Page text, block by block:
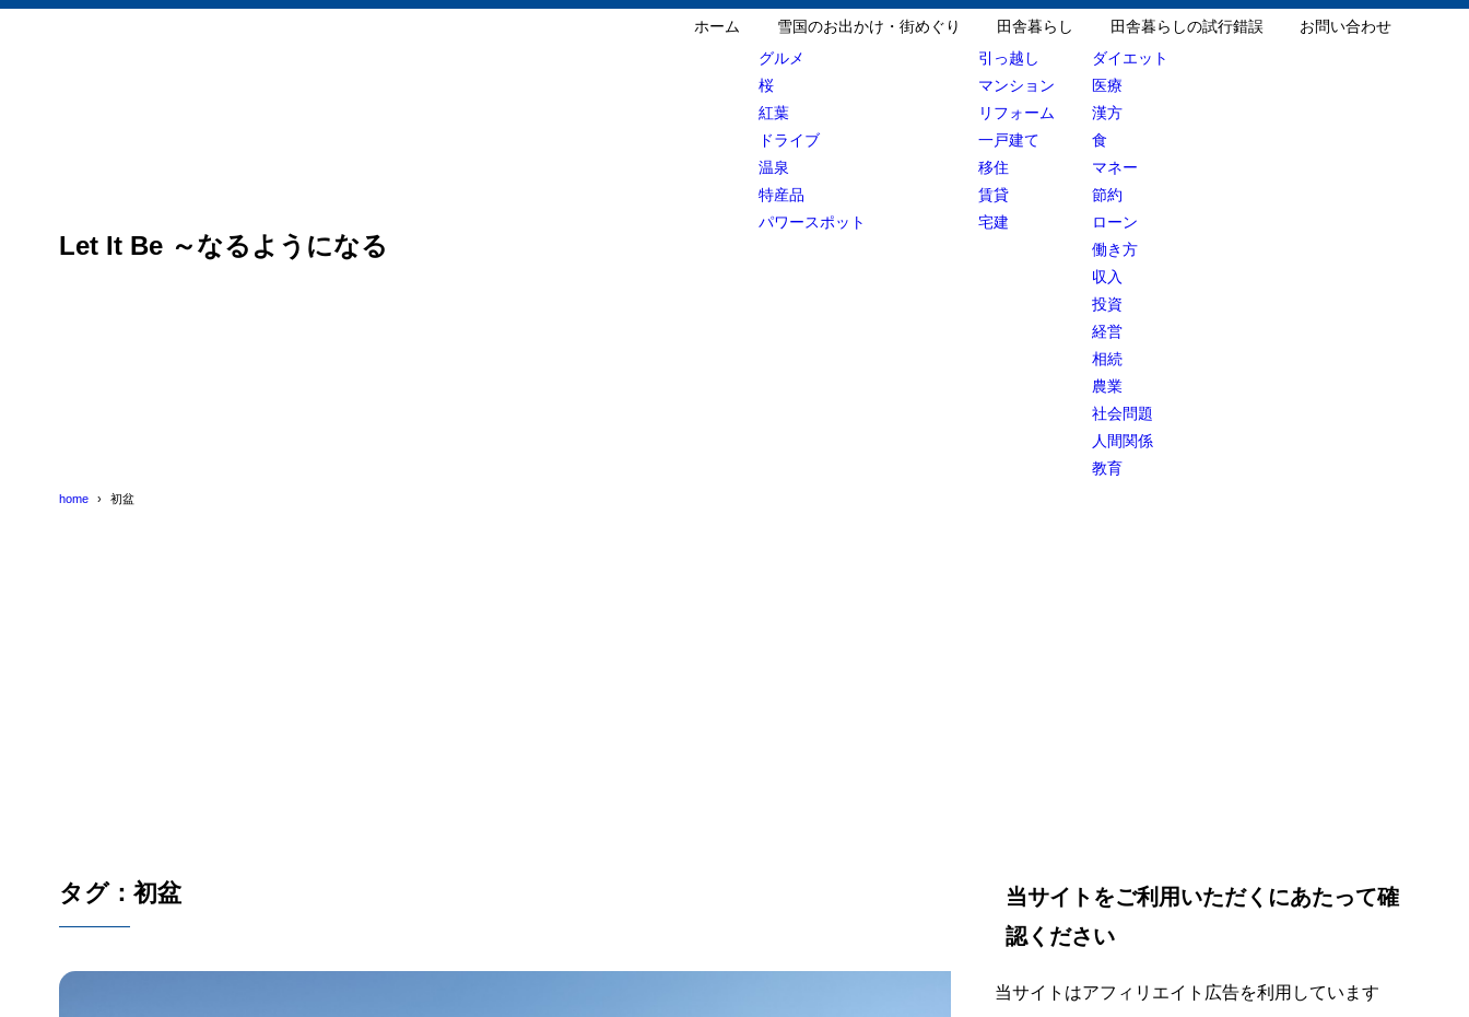
Let It Be ～なるようになる
ホーム
雪国のお出かけ・街めぐり
グルメ
桜
紅葉
ドライブ
温泉
特産品
パワースポット
田舎暮らし
引っ越し
マンション
リフォーム
一戸建て
移住
賃貸
宅建
田舎暮らしの試行錯誤
ダイエット
医療
漢方
食
マネー
節約
ローン
働き方
収入
投資
経営
相続
農業
社会問題
人間関係
教育
お問い合わせ
home 初盆
タグ：初盆
当サイトをご利用いただくにあたって確
認ください
当サイトはアフィリエイト広告を利用しています